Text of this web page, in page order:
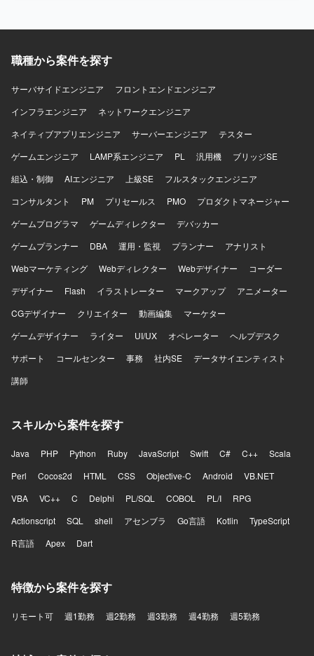
ジェント開発を行うAI開発チームと連携しながら、DX推進
作業していただきます。
職種から案件を探す
サーバサイドエンジニア
フロントエンドエンジニア
インフラエンジニア
ネットワークエンジニア
ネイティブアプリエンジニア
サーバーエンジニア
テスター
ゲームエンジニア
LAMP系エンジニア PL 汎用機
ブリッジSE
組込・制御
AIエンジニア 上級SE
フルスタックエンジニア
コンサルタント
PM プリセールス PMO
プロダクトマネージャー
ゲームプログラマ
ゲームディレクター
デバッカー
ゲームプランナー
DBA 運用・監視 プランナー
アナリスト
Webマーケティング
Webディレクター Webデザイナー
コーダー
デザイナー
Flash イラストレーター マークアップ
アニメーター
CGデザイナー
クリエイター 動画編集
マーケター
ゲームデザイナー
ライター UI/UX オペレーター
ヘルプデスク
サポート
コールセンター 事務 社内SE
データサイエンティスト
講師
スキルから案件を探す
Java PHP Python Ruby JavaScript Swift C# C++
Scala
Perl
Cocos2d HTML CSS Objective-C Android
VB.NET
VBA
VC++ C Delphi PL/SQL COBOL PL/I
RPG
Actionscript
SQL shell アセンブラ Go言語 Kotlin
TypeScript
R言語
Apex Dart
特徴から案件を探す
リモート可 週1勤務 週2勤務 週3勤務 週4勤務 週5勤務